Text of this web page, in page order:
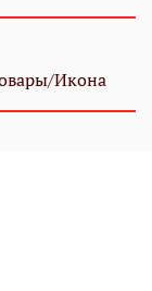
Икона